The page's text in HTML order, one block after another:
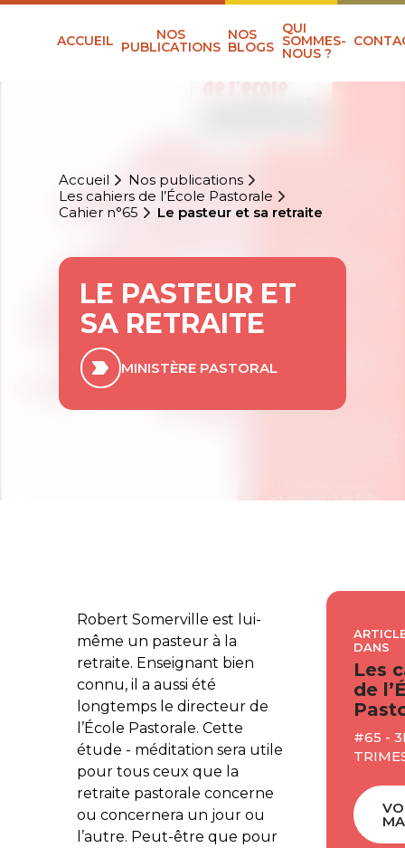
ACCUEIL NOS
PUBLICATIONS
NOS
BLOGS
QUI
SOMMES-
NOUS ?
Accueil
Nos publications
Les cahiers de l’École Pastorale
Cahier n°65
Le pasteur et sa retraite
LE PASTEUR ET
SA RETRAITE
MINISTÈRE PASTORAL
Robert Somerville est lui-
même un pasteur à la
retraite. Enseignant bien
connu, il a aussi été
longtemps le directeur de
l’École Pastorale. Cette
étude - méditation sera utile
pour tous ceux que la
retraite pastorale concerne
ou concernera un jour ou
l’autre. Peut-être que pour
DANS
Les
de
#65 -